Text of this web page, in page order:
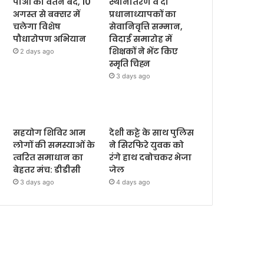
अगस्त से बक्सर में
चलेगा विशेष
पौधारोपण अभियान
2 days ago
प्रधानाध्यापकों का
सेवानिवृत्ति सम्मान,
विदाई समारोह में
शिक्षकों ने भेंट किए
स्मृति चिह्न
3 days ago
सहयोग शिविर आम
लोगों की समस्याओं के
त्वरित समाधान का
बेहतर मंच: डीडीसी
3 days ago
देशी कट्टे के साथ पुलिस
ने सिरफिरे युवक को
रंगे हाथ दबोचकर भेजा
जेल
4 days ago